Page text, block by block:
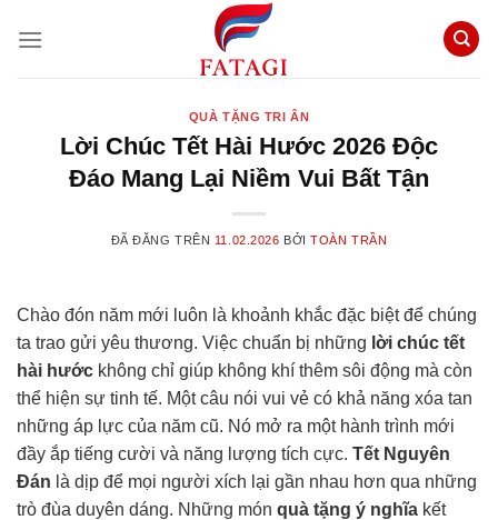
đến
QUÀ TẶNG TRI ÂN
Lời Chúc Tết Hài Hước 2026 Độc
Đáo Mang Lại Niềm Vui Bất Tận
ĐÃ ĐĂNG TRÊN 11.02.2026 BỞITOÀN TRẦN
Chào đón năm mới luôn là khoảnh khắc đặc biệt để chúng
ta trao gửi yêu thương. Việc chuẩn bị những lời chúc tết
hài hước không chỉ giúp không khí thêm sôi động mà còn
thể hiện sự tinh tế. Một câu nói vui vẻ có khả năng xóa tan
những áp lực của năm cũ. Nó mở ra một hành trình mới
đầy ắp tiếng cười và năng lượng tích cực. Tết Nguyên
Đán là dịp để mọi người xích lại gần nhau hơn qua những
trò đùa duyên dáng. Những món quà tặng ý nghĩa kết